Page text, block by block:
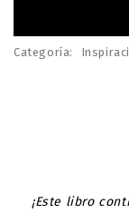
Categoría:
¡Este libro